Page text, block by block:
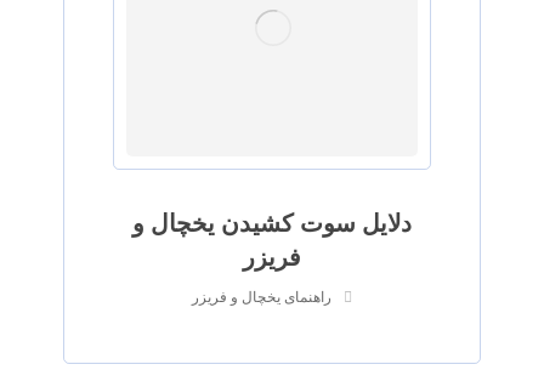
دلایل سوت کشیدن یخچال و
فریزر
راهنمای یخچال و فریزر